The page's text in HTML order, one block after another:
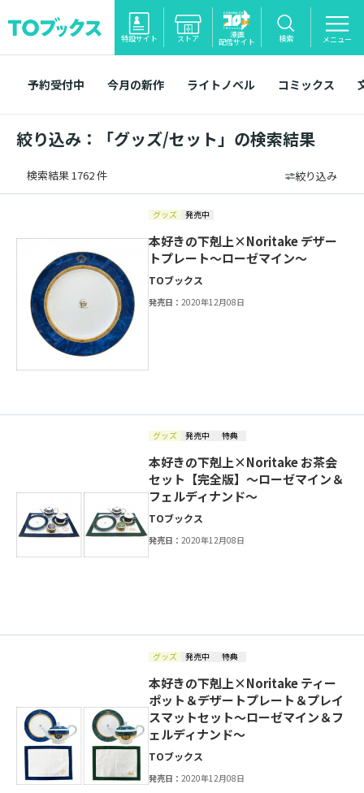
特設サイト ストア 漫画
配信サイト 検索 メニュー
予約受付中 今月の新作 ライトノベル コミックス
絞り込み：「グッズ/セット」の検索結果
検索結果 1762 件 絞り込み
グッズ 発売中
本好きの下剋上×Noritake デザー
トプレート～ローゼマイン～
TOブックス
発売日：2020年12月08日
グッズ 発売中 特典
本好きの下剋上×Noritake お茶会
セット【完全版】～ローゼマイン＆
フェルディナンド～
TOブックス
発売日：2020年12月08日
グッズ 発売中 特典
本好きの下剋上×Noritake ティー
ポット＆デザートプレート＆プレイ
スマットセット～ローゼマイン＆フ
ェルディナンド～
TOブックス
発売日：2020年12月08日